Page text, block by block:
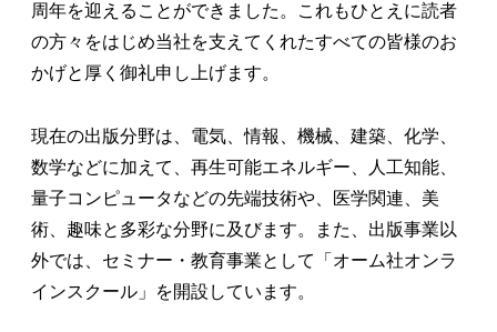
周年を迎えることができました。これもひとえに読者
の方々をはじめ当社を支えてくれたすべての皆様のお
かげと厚く御礼申し上げます。
現在の出版分野は、電気、情報、機械、建築、化学、
数学などに加えて、再生可能エネルギー、人工知能、
量子コンピュータなどの先端技術や、医学関連、美
術、趣味と多彩な分野に及びます。また、出版事業以
外では、セミナー・教育事業として「オーム社オンラ
インスクール」を開設しています。